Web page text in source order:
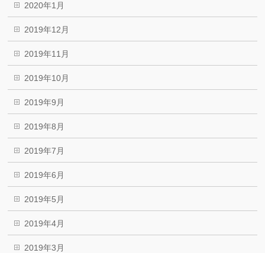
2020年1月
2019年12月
2019年11月
2019年10月
2019年9月
2019年8月
2019年7月
2019年6月
2019年5月
2019年4月
2019年3月